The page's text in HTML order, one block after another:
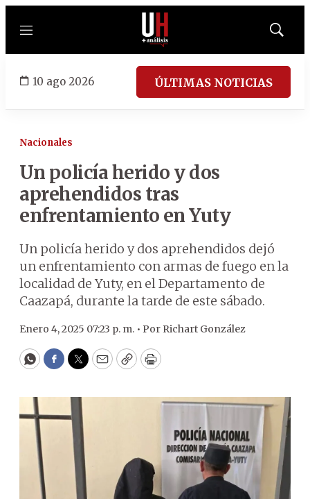
Menú
Mostrar
10 ago 2026 ÚLTIMAS NOTICIAS
Nacionales
Un policía herido y dos
aprehendidos tras
enfrentamiento en Yuty
Un policía herido y dos aprehendidos dejó
un enfrentamiento con armas de fuego en la
localidad de Yuty, en el Departamento de
Caazapá, durante la tarde de este sábado.
Enero 4, 2025 07:23 p. m. • Por Richart González
WhatsApp
Facebook
Twitter
EmailCopyPrint